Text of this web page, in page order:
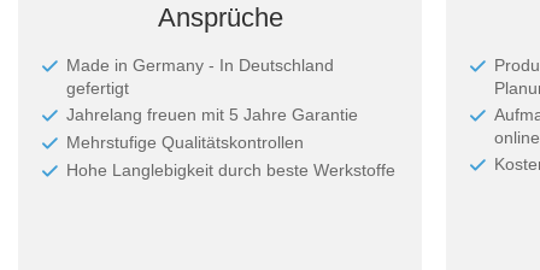
Ansprüche
Made in Germany - In Deutschland
gefertigt
Jahrelang freuen mit 5 Jahre Garantie
Mehrstufige Qualitätskontrollen
Hohe Langlebigkeit durch beste Werkstoffe